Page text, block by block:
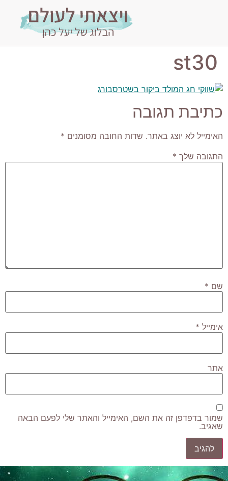
st30
כתיבת תגובה
האימייל לא יוצג באתר. שדות החובה מסומנים *
התגובה שלך *
שם *
אימייל *
אתר
שמור בדפדפן זה את השם, האימייל והאתר שלי לפעם הבאה
שאגיב.